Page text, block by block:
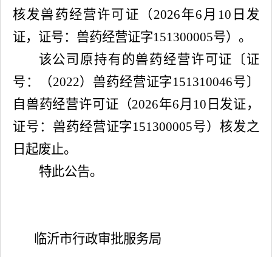
核发兽药经营许可证（2026年6月10日发
证，证号：兽药经营证字151300005号）。
该公司原持有的兽药经营许可证〔证
号：（2022）兽药经营证字151310046号〕
自兽药经营许可证（2026年6月10日发证，
证号：兽药经营证字151300005号）核发之
日起废止。
特此公告。
临沂市行政审批服务局